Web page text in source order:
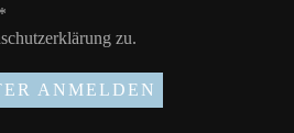
*
zu.